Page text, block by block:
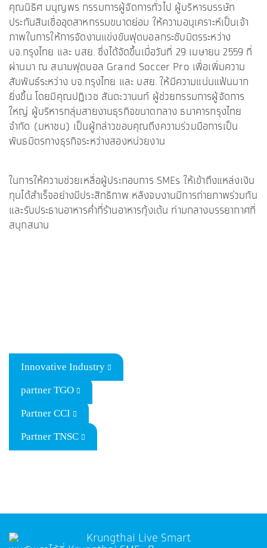
คุณนิธิศ มนุญพร กรรมการผู้จัดการทั่วไป ผู้บริหารบรรษัท
ประกันสินเชื่ออุตสาหกรรมขนาดย่อม ให้ความอนุเคราะห์เป็นเจ้า
ภาพในการให้การจัดงานแข่งขันฟุตบอลกระชับมิตรระหว่าง
บจ.กรุงไทย และ บสย. ซึ่งได้จัดขึ้นเมื่อวันที่ 29 เมษายน 2559 ที่
ผ่านมา ณ สนามฟุตบอล Grand Soccer Pro เพื่อเพิ่มความ
สัมพันธ์ระหว่าง บจ.กรุงไทย และ บสย. ให้มีความแน่นแฟ้นมาก
ยิ่งขึ้น โดยมีคุณปฏิเวช สันตะวานนท์ ผู้ช่วยกรรมการผู้จัดการ
ใหญ่ ผู้บริหารกลุ่มสายงานธุรกิจขนาดกลาง ธนาคารกรุงไทย
จำกัด (มหาชน) เป็นผู้กล่าวขอบคุณถึงความร่วมมือการเป็น
พันธมิตรทางธุรกิจระหว่างสองหน่วยงาน
ในการให้ความช่วยเหลื่อผู้ประกอบการ SMEs ให้เข้าถึงแหล่งเงิน
ทุนได้สำเร็จอย่างมีประสิทธิภาพ หลังจบงานมีการถ่ายภาพร่วมกัน
และรับประธานอาหารค่ำที่ร้านอาหารกุ้งเต้น ท่ามกลางบรรยากาศที่
สนุกสนาน
Innovative Industry
partner TGO
Partner CCI
Partner TNSC